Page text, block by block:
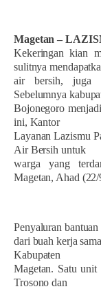
Magetan –
Kekeringan kian
sulitnya
air bersih, juga
Sebelumnya
Bojonegoro
ini, Kantor
Layanan Lazismu
Air Bersih untuk
warga yang
Magetan, Ahad
Penyaluran
dari buah kerja
Kabupaten
Magetan. Satu
Trosono dan